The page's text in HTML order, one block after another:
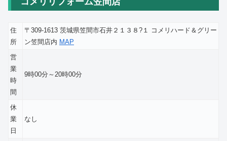
住
所
〒309-1613 茨城県笠間市石井２１３８?１ コメリハード＆グリー
ン笠間店内 MAP
営
業
時
間
9時00分～20時00分
休
業
日
なし